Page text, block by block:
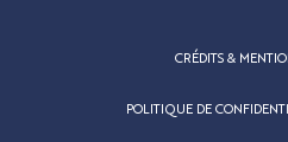
CRÉDITS &
POLITIQUE DE